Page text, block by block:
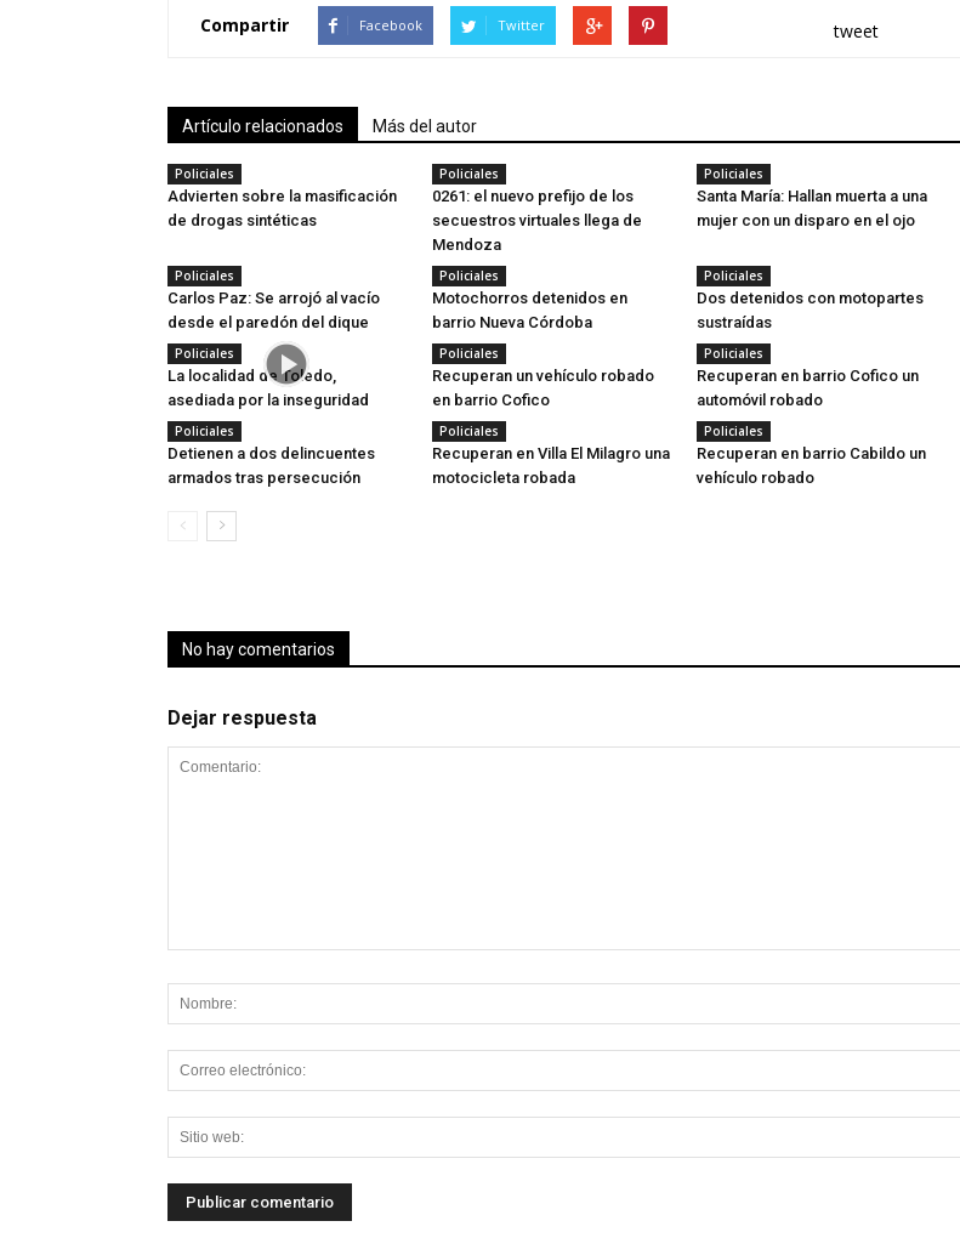
Compartir Facebook Twitter tweet
Artículo relacionados Más del autor
Policiales
Advierten sobre la masificación
de drogas sintéticas
Policiales
0261: el nuevo prefijo de los
secuestros virtuales llega de
Mendoza
Policiales
Santa María: Hallan muerta a una
mujer con un disparo en el ojo
Policiales
Carlos Paz: Se arrojó al vacío
desde el paredón del dique
Policiales
Motochorros detenidos en
barrio Nueva Córdoba
Policiales
Dos detenidos con motopartes
sustraídas
Policiales
La localidad de Toledo,
asediada por la inseguridad
Policiales
Recuperan un vehículo robado
en barrio Cofico
Policiales
Recuperan en barrio Cofico un
automóvil robado
Policiales
Detienen a dos delincuentes
armados tras persecución
Policiales
Recuperan en Villa El Milagro una
motocicleta robada
Policiales
Recuperan en barrio Cabildo un
vehículo robado
No hay comentarios
Dejar respuesta